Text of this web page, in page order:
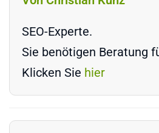
SEO-Experte.
Sie benötigen Beratung
Klicken Sie hier